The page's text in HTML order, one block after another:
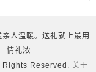
人温暖。送礼就上最用
- 情礼浓
Reserved. 关于